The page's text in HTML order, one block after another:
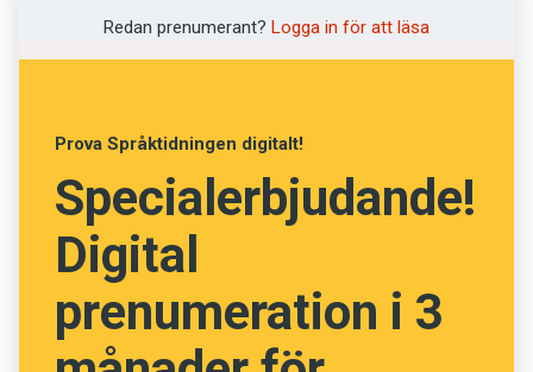
Fullständig
NÄSTA FRÅGA
Redan prenumerant? Logga in för att läsa
Prova Språktidningen digitalt!
Specialerbjudande!
Digital
prenumeration i 3